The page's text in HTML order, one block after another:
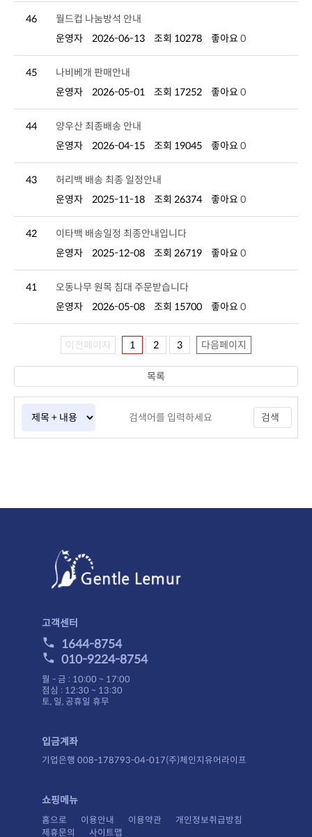
46
월드컵 나눔방석 안내
운영자
2026-06-13 조회 10278 좋아요 0
45
나비베개 판매안내
운영자
2026-05-01 조회 17252 좋아요 0
44
양우산 최종배송 안내
운영자
2026-04-15 조회 19045 좋아요 0
43
허리백 배송 최종 일정안내
운영자
2025-11-18 조회 26374 좋아요 0
42
이타백 배송일정 최종안내입니다
운영자
2025-12-08 조회 26719 좋아요 0
41
오동나무 원목 침대 주문받습니다
운영자
2026-05-08 조회 15700 좋아요 0
이전페이지 1 2 3 다음페이지
검색
목록
고객센터
1644-8754
010-9224-8754
월 - 금 : 10:00 ~ 17:00
점심 : 12:30 ~ 13:30
토, 일, 공휴일 휴무
입금계좌
기업은행 008-178793-04-017(주)체인지유어라이프
쇼핑메뉴
홈으로 이용안내 이용약관
개인정보취급방침
제휴문의
사이트맵